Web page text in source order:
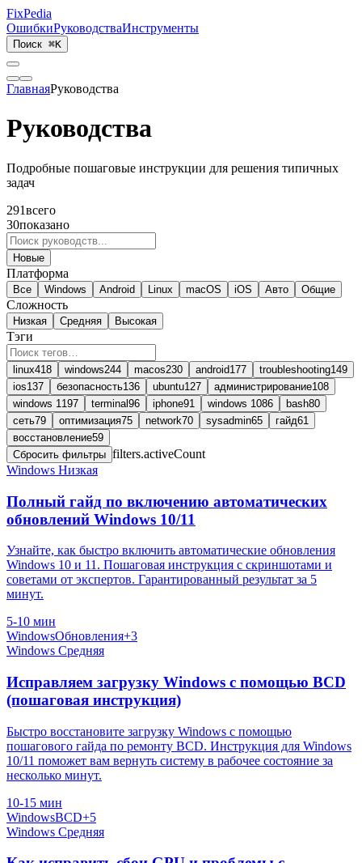
FixPedia
ОшибкиРуководстваИнструменты
Поиск ⌘K
ГлавнаяРуководства
Руководства
Подробные пошаговые инструкции для решения типичных
задач
291всего
30показано
Новые
Платформа
Все Windows Android Linux macOS iOS Авто Общие
Сложность
Низкая Средняя Высокая
Тэги
linux418 windows244 macos230 android177 troubleshooting149
ios137 безопасность136 ubuntu127 администрирование108
windows 11 97 terminal 96 iphone91 windows 1086 bash80
сеть79 оптимизация75 network70 sysadmin65 гайд61
восстановление59
Сбросить фильтры filters.activeCount
Windows Низкая
Полный гайд по включению автоматических
обновлений Windows 10/11
Узнайте, как быстро включить автоматические обновления
Windows 10 и 11. Пошаговая инструкция с скриншотами и
советами от экспертов. Гарантированный результат за 5
минут.
5-10 мин
WindowsОбновления+3
Windows Средняя
Исправляем загрузку Windows с помощью BCD
(пошаговая инструкция)
Быстро восстановите загрузку Windows с помощью
пошагового гайда по ремонту BCD. Инструкция для Windows
10/11 поможет вам вернуть систему в рабочее состояние за
несколько минут.
10-15 мин
WindowsBCD+5
Windows Средняя